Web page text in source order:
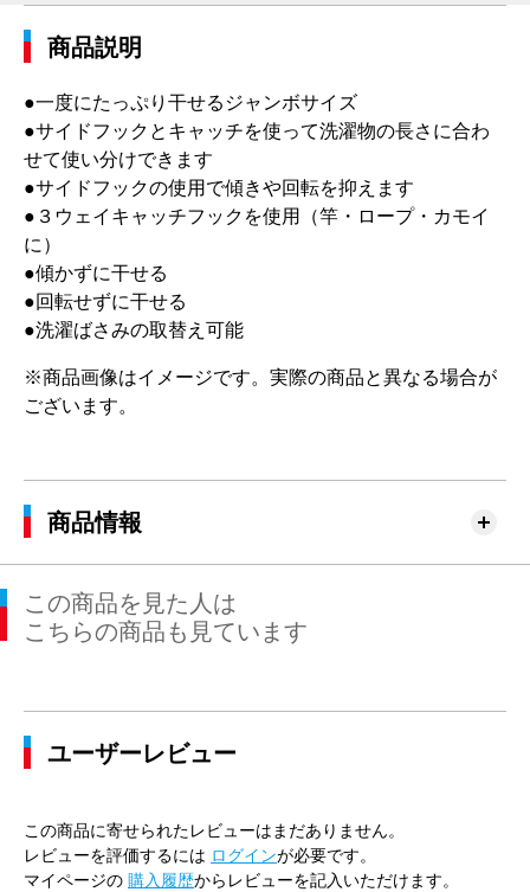
商品説明
●一度にたっぷり干せるジャンボサイズ
●サイドフックとキャッチを使って洗濯物の長さに合わ
せて使い分けできます
●サイドフックの使用で傾きや回転を抑えます
●３ウェイキャッチフックを使用（竿・ロープ・カモイ
に）
●傾かずに干せる
●回転せずに干せる
●洗濯ばさみの取替え可能
※商品画像はイメージです。実際の商品と異なる場合が
ございます。
商品情報
この商品を見た人は
こちらの商品も見ています
ユーザーレビュー
この商品に寄せられたレビューはまだありません。
レビューを評価するには ログインが必要です。
マイページの 購入履歴からレビューを記入いただけます。